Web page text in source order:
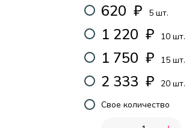
620 ₽ 5 шт.
1 220 ₽ 10 шт.
1 750 ₽ 15 шт.
2 333 ₽ 20 шт.
Свое количество